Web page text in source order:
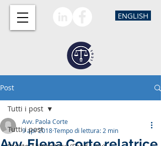
ENGLISH
Post
Tutti i post
Tutti i post
Avv. Paola Corte
9 apr 2018Tempo di lettura: 2 min